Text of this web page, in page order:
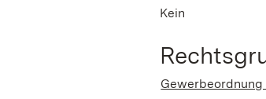
Kein
Gewerbeordnung